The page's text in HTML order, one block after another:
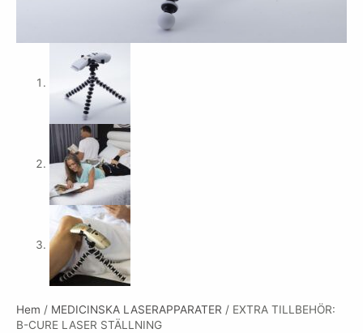
Hem / MEDICINSKA LASERAPPARATER / EXTRA TILLBEHÖR:
B-CURE LASER STÄLLNING